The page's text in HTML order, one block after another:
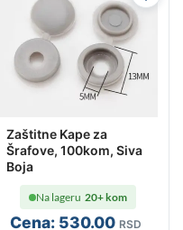
Zaštitne Kape za
Šrafove, 100kom, Siva
Boja
Cena: 530.00 RSD
Na lageru 20+ kom